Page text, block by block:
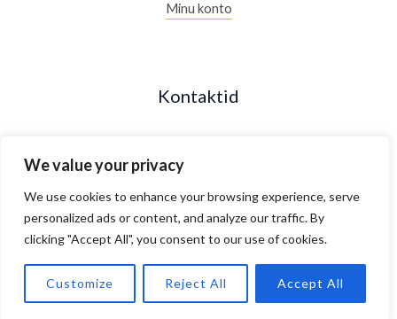
We value your privacy
We use cookies to enhance your browsing experience, serve
personalized ads or content, and analyze our traffic. By
clicking "Accept All", you consent to our use of cookies.
Customize Reject All Accept All
Minu konto
Kontaktid
Maakri 19/2, Tallinn, Estonia
E- R 10.00 - 18.00